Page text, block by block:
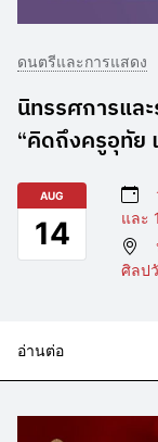
ดนตรีและการแสดง
นิทรรศการแล
“คิดถึงครูอุทัย
AUG
14
และ
ศิลป
อ่านต่อ